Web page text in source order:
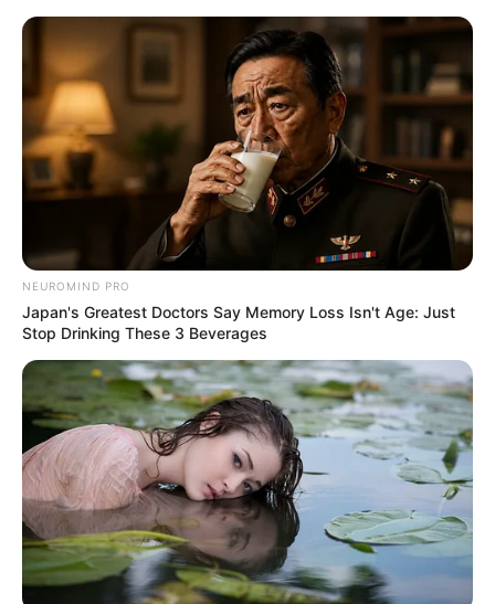
capa de celular de amigurumi
Como Fazer Capa de Celular
de Amigurumi: Gráficos e
Receitas
18.079.935/0001-70
FBO Negócios de Treinamento e Marketing Digital
NEUROMIND PRO
Japan's Greatest Doctors Say Memory Loss Isn't Age: Just
Stop Drinking These 3 Beverages